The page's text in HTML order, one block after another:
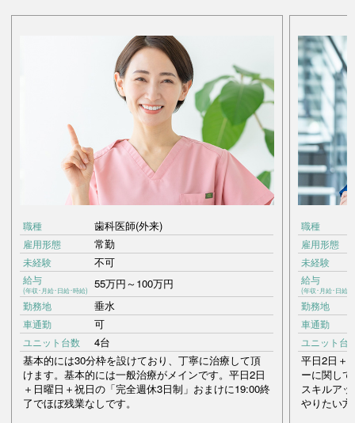
職種 歯科医師(外来)
雇用形態 常勤
未経験 不可
給与
(年収･月給･日給･時給) 55万円～100万円
勤務地 垂水
車通勤 可
ユニット台数
4台
基本的には30分枠を設けており、丁寧に治療して頂
けます。基本的には一般治療がメインです。平日2日
＋日曜日＋祝日の「完全週休3日制」おまけに19:00終
了でほぼ残業なしです。
職種
雇用形態
未経験
給与
(年収･月給･日給･
勤務地
車通勤
ユニット台
平日2日＋
ーに関し
スキルア
やりたい